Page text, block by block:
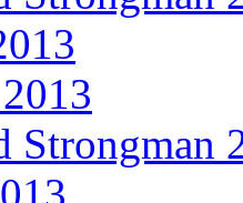
Strongman